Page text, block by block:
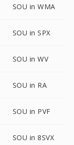
SOU in WMA
SOU in SPX
SOU in WV
SOU in RA
SOU in PVF
SOU in 8SVX